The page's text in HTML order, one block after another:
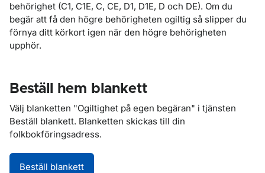
behörighet (C1, C1E, C, CE, D1, D1E, D och DE). Om du
begär att få den högre behörigheten ogiltig så slipper du
förnya ditt körkort igen när den högre behörigheten
upphör.
Beställ hem blankett
Välj blanketten "Ogiltighet på egen begäran" i tjänsten
Beställ blankett. Blanketten skickas till din
folkbokföringsadress.
Beställ blankett